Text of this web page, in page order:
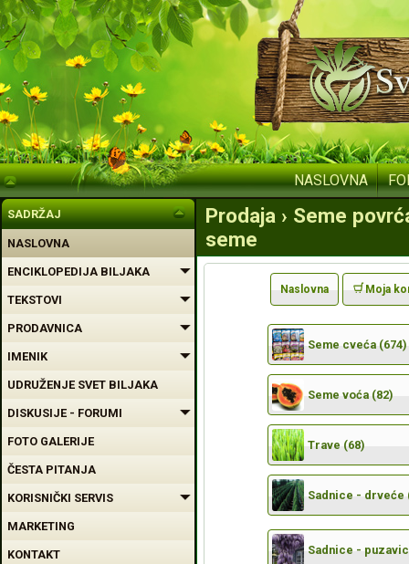
NASLOVNA
SADRŽAJ
NASLOVNA
ENCIKLOPEDIJA BILJAKA
TEKSTOVI
PRODAVNICA
IMENIK
UDRUŽENJE SVET BILJAKA
DISKUSIJE - FORUMI
FOTO GALERIJE
ČESTA PITANJA
KORISNIČKI SERVIS
MARKETING
KONTAKT
Prodaja › Seme
seme
Naslovna Moja
Seme cveća (674)
Seme voća (82)
Trave (68)
Sadnice - drveće
Sadnice -